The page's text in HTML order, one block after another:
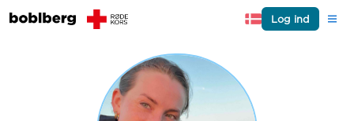
Log ind